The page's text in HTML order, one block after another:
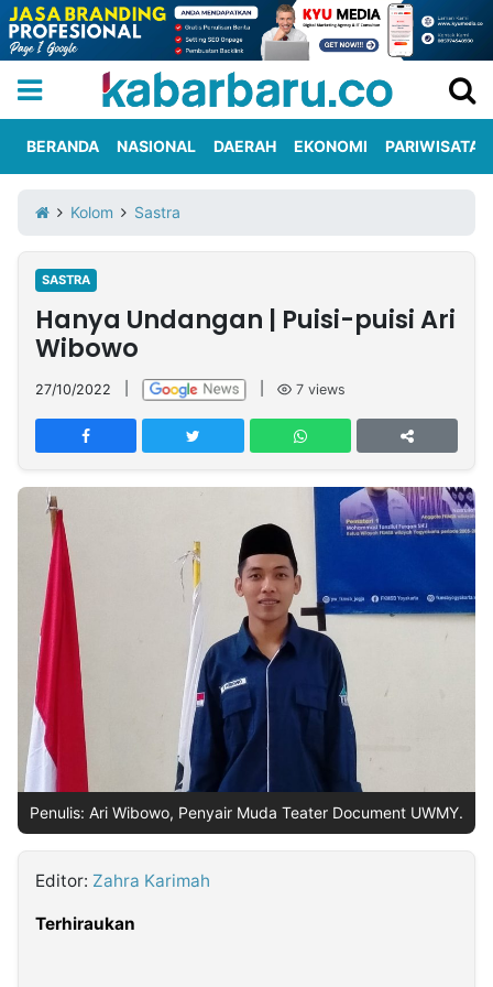
Iklan
Berita
Kami
Nasional
International
Olahraga
Entertainment
Daerah
Pariwisata
Kuliner
Kolom
Network
PT
TREETAN
MULTIMEDIA
INDONESIA
Partner
Insight
NTB
Suara
Time
Lens
IDN
Daily
Jogja
Jalan
Rakyat
Idealita
News
Kita
Notice
Dinamikapost.com
Radar
Baru
Seedbacklink
Follow
Kabarbaru
BERANDA NASIONAL DAERAH EKONOMI PARIWISATA
Kolom Sastra
SASTRA
Hanya Undangan | Puisi-puisi Ari
Wibowo
27/10/2022 7 views
Penulis: Ari Wibowo, Penyair Muda Teater Document UWMY.
Editor: Zahra Karimah
Terhiraukan